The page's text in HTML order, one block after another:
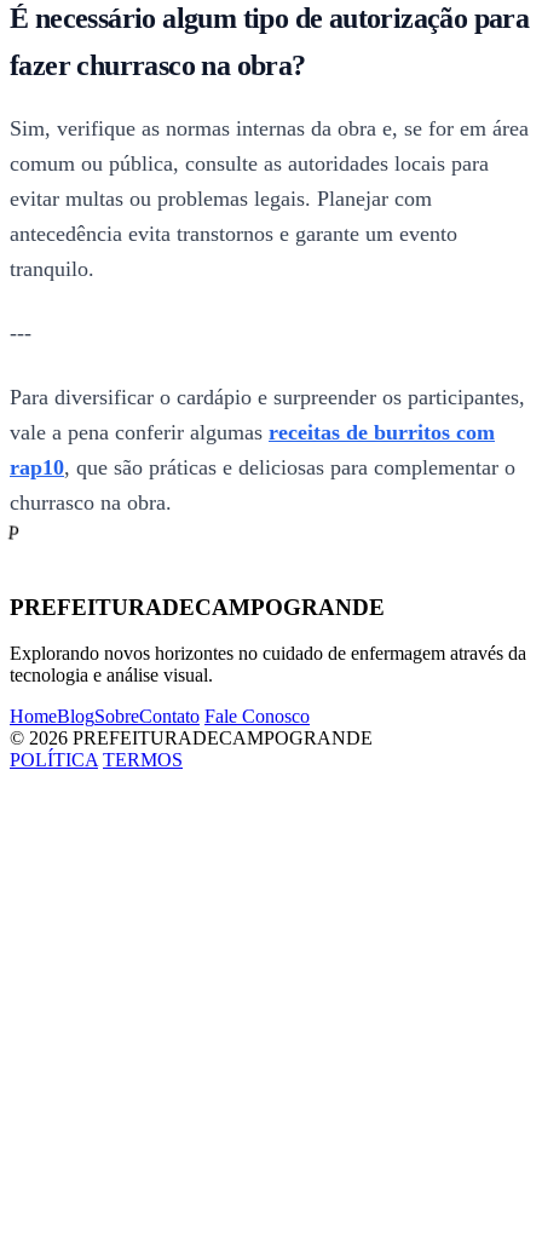
É necessário algum tipo de autorização para
fazer churrasco na obra?
Sim, verifique as normas internas da obra e, se for em área
comum ou pública, consulte as autoridades locais para
evitar multas ou problemas legais. Planejar com
antecedência evita transtornos e garante um evento
tranquilo.
---
Para diversificar o cardápio e surpreender os participantes,
vale a pena conferir algumas receitas de burritos com
rap10, que são práticas e deliciosas para complementar o
churrasco na obra.
PREFEITURADECAMPOGRANDE
Explorando novos horizontes no cuidado de enfermagem através da
tecnologia e análise visual.
HomeBlogSobreContato Fale Conosco
© 2026 PREFEITURADECAMPOGRANDE
POLÍTICA TERMOS